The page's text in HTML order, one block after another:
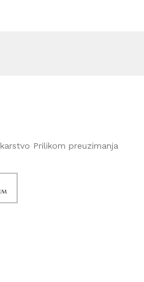
Prilikom preuzimanja